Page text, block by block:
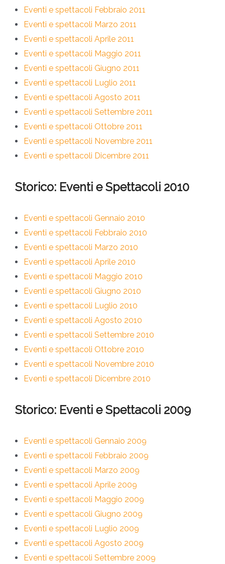
Eventi e spettacoli Febbraio 2011
Eventi e spettacoli Marzo 2011
Eventi e spettacoli Aprile 2011
Eventi e spettacoli Maggio 2011
Eventi e spettacoli Giugno 2011
Eventi e spettacoli Luglio 2011
Eventi e spettacoli Agosto 2011
Eventi e spettacoli Settembre 2011
Eventi e spettacoli Ottobre 2011
Eventi e spettacoli Novembre 2011
Eventi e spettacoli Dicembre 2011
Storico: Eventi e Spettacoli 2010
Eventi e spettacoli Gennaio 2010
Eventi e spettacoli Febbraio 2010
Eventi e spettacoli Marzo 2010
Eventi e spettacoli Aprile 2010
Eventi e spettacoli Maggio 2010
Eventi e spettacoli Giugno 2010
Eventi e spettacoli Luglio 2010
Eventi e spettacoli Agosto 2010
Eventi e spettacoli Settembre 2010
Eventi e spettacoli Ottobre 2010
Eventi e spettacoli Novembre 2010
Eventi e spettacoli Dicembre 2010
Storico: Eventi e Spettacoli 2009
Eventi e spettacoli Gennaio 2009
Eventi e spettacoli Febbraio 2009
Eventi e spettacoli Marzo 2009
Eventi e spettacoli Aprile 2009
Eventi e spettacoli Maggio 2009
Eventi e spettacoli Giugno 2009
Eventi e spettacoli Luglio 2009
Eventi e spettacoli Agosto 2009
Eventi e spettacoli Settembre 2009